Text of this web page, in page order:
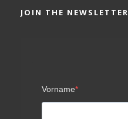
JOIN THE NEWSLETTER